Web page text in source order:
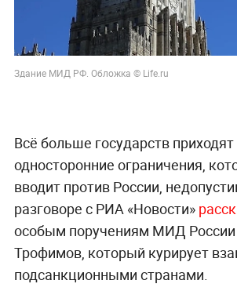
Здание МИД РФ. Обложка © Life.ru
Всё больше государств
односторонние ограничения,
вводит против России,
разговоре с РИА «Новости»
особым поручениям МИД
Трофимов, который курирует
подсанкционными странами.